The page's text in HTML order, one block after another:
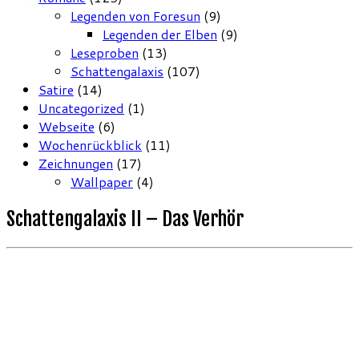
Legenden von Foresun (9)
Legenden der Elben (9)
Leseproben (13)
Schattengalaxis (107)
Satire (14)
Uncategorized (1)
Webseite (6)
Wochenrückblick (11)
Zeichnungen (17)
Wallpaper (4)
Schattengalaxis II – Das Verhör